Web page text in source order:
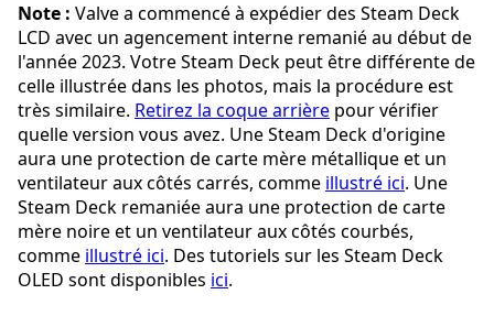
Note : Valve a commencé à expédier des Steam Deck
LCD avec un agencement interne remanié au début de
l'année 2023. Votre Steam Deck peut être différente de
celle illustrée dans les photos, mais la procédure est
très similaire. Retirez la coque arrière pour vérifier
quelle version vous avez. Une Steam Deck d'origine
aura une protection de carte mère métallique et un
ventilateur aux côtés carrés, comme illustré ici. Une
Steam Deck remaniée aura une protection de carte
mère noire et un ventilateur aux côtés courbés,
comme illustré ici. Des tutoriels sur les Steam Deck
OLED sont disponibles ici.